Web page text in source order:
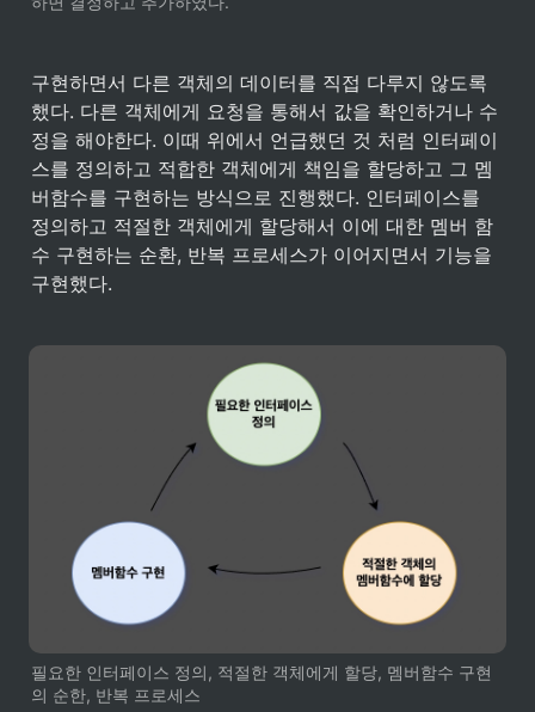
구현하면서 다른 객체의 데이터를 직접 다루지 않도록
했다. 다른 객체에게 요청을 통해서 값을 확인하거나 수
정을 해야한다. 이때 위에서 언급했던 것 처럼 인터페이
스를 정의하고 적합한 객체에게 책임을 할당하고 그 멤
버함수를 구현하는 방식으로 진행했다. 인터페이스를
정의하고 적절한 객체에게 할당해서 이에 대한 멤버 함
수 구현하는 순환, 반복 프로세스가 이어지면서 기능을
구현했다.
필요한 인터페이스 정의, 적절한 객체에게 할당, 멤버함수 구현
의 순한, 반복 프로세스